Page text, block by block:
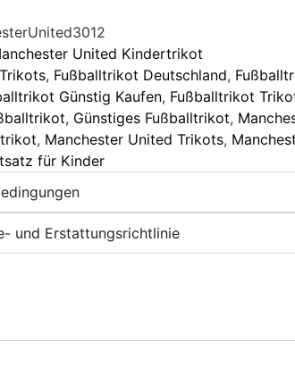
United Kindertrikot
, Fußballtrikot Deutschland,
Günstig Kaufen, Fußballtrikot
, Günstiges Fußballtrikot,
, Manchester United Trikots,
für Kinder
und Erstattungsrichtlinie